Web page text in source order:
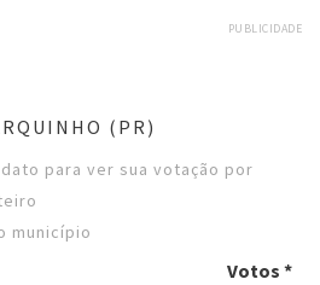
PUBLICIDADE
(PR)
para ver sua votação por
município
Votos *